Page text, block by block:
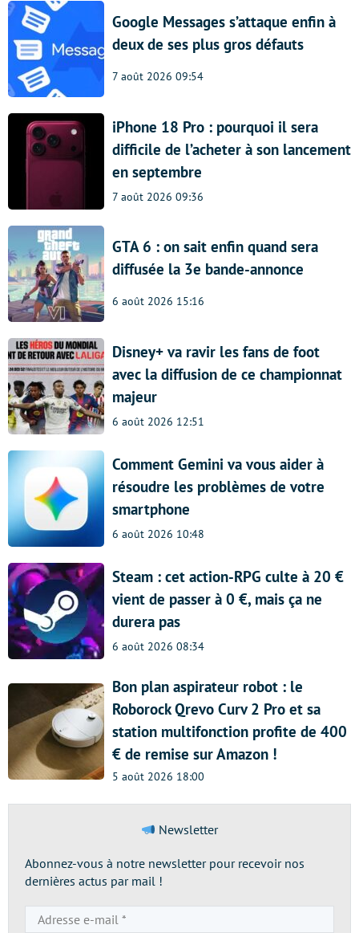
Google Messages s’attaque enfin à
deux de ses plus gros défauts
7 août 2026 09:54
iPhone 18 Pro : pourquoi il sera
difficile de l’acheter à son lancement
en septembre
7 août 2026 09:36
GTA 6 : on sait enfin quand sera
diffusée la 3e bande-annonce
6 août 2026 15:16
Disney+ va ravir les fans de foot
avec la diffusion de ce championnat
majeur
6 août 2026 12:51
Comment Gemini va vous aider à
résoudre les problèmes de votre
smartphone
6 août 2026 10:48
Steam : cet action-RPG culte à 20 €
vient de passer à 0 €, mais ça ne
durera pas
6 août 2026 08:34
Bon plan aspirateur robot : le
Roborock Qrevo Curv 2 Pro et sa
station multifonction profite de 400
€ de remise sur Amazon !
5 août 2026 18:00
Newsletter
Abonnez-vous à notre newsletter pour recevoir nos
dernières actus par mail !